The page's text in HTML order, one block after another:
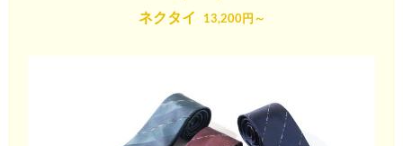
ネクタイ 13,200円～